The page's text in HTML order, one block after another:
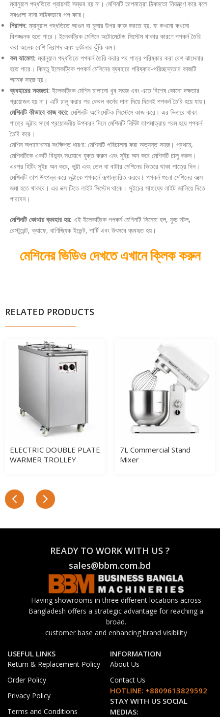
ম্যানুয়াল পদ্ধতিতে প্রায়শই সম্ভব হয় না। মেশিনটি তাপমাত্রা ঠিকমতো নিয়ন্ত্রণ করে বলে
সবগুলো দানা সঠিকভাবে পপ করে।
নিরাপদ: ম্যানুয়াল পদ্ধতিতে আগুন বা চুলার উপর কাজ করতে হয়, যা কখনো কখনো
বিপজ্জনক হতে পারে। ইলেকট্রিক মেশিনে অটোমেটেড সিস্টেম থাকার কারণে পপকর্ন তৈরি
করা অনেক বেশি নিরাপদ এবং দুর্ঘটনার ঝুঁকি কম।
কম ঝামেলা: ম্যানুয়াল পদ্ধতিতে পপকর্ন তৈরি করার পর পাত্র পরিষ্কার করা বেশ ঝামেলার
হতে পারে। কিন্তু ইলেকট্রিক পপকর্ন মেশিনের ব্যবহারে পরিষ্কার-পরিচ্ছন্নতার কাজটি
অনেক সহজ হয়।
ব্যবহারের সহজতা: ইলেকট্রিক মেশিন চালানো খুব সহজ এবং এতে বিশেষ কোনো দক্ষতার
প্রয়োজন হয় না। এটি চালু করার পর কেবল কর্নের দানা দিয়ে দিলেই পপকর্ন তৈরি হয়ে যায়।
মেশিনটি কীভাবে কাজ করে: মেশিনটি অটোমেটিক সিস্টেমে কাজ করে। এর ভিতরে থাকা
পাত্রে ভুট্টার সাথে প্রয়োজনীয় উপকরন দিলে মেশিনটি নির্দিষ্ট তাপমাত্রায় গরম হয়ে পপকর্ন
তৈরি করে।
মেশিন অপারেশনের সংক্ষিপ্ত ধারণা: মেশিনটি পরিচালনা করা অত্যন্ত সহজ। প্রথমে,
মেশিনটিকে একটি বিদ্যুৎ সংযোগে যুক্ত করুন এবং সুইচ অন করে মেশিনটি চালু করুন।
এরপর হিটিং সুইচ অন করে, ভুট্টা এবং তেল বা বাটার মেশিনের ভিতরে থাকা পাত্রে দিন।
মেশিনটি তাপ উৎপন্ন করে ভুট্টাকে পপকর্নে রূপান্তরিত করবে। পপকর্ন গুলো মেশিনের বক্সে
জমা হতে থাকবে। এর বক্স টিতে লাইট সিস্টেম থাকে। সুইচের সাহায্যে লাইট জালিয়ে দিতে
পারবেন।
মেশিনটি কোথায় ব্যবহার হয়: এই ইলেকট্রিক পপকর্ন মেশিনটি সিনেমা হল, ফুড স্টল,
রেস্টুরেন্ট, ক্যাফে, বাণিজ্যিক ইভেন্ট, পার্টি এবং উৎসবে ব্যবহৃত হয়।
মেশিনের ভিডিও দেখতে এখানে ক্লিক করুন
RELATED PRODUCTS
ELECTRIC DOUBLE PLATE
WARMER TROLLEY
7L Commercial Stand
Mixer
READY TO WORK WITH US ?
sales@bbm.com.bd
Having showrooms in three different locations across
Bangladesh offers a strategic advantage for reaching a
broad.
customer base and enhancing brand visibility
USEFUL LINKS
Return & Replacement Policy
Order Policy
Privacy Policy
Terms and Conditions
INFORMATION
About Us
Contact Us
HOTLINE: +8809613829592
STAY WITH US SOCIAL
MEDIAS: